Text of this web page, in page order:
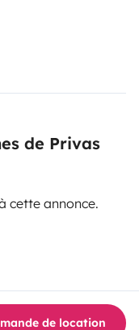
de Privas
cette annonce.
de location